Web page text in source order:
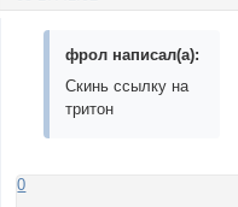
фрол написал(а):
Скинь ссылку на
тритон
0